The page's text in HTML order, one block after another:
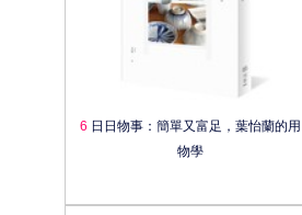
6 日日物事：簡單又富足，葉怡蘭的用
物學